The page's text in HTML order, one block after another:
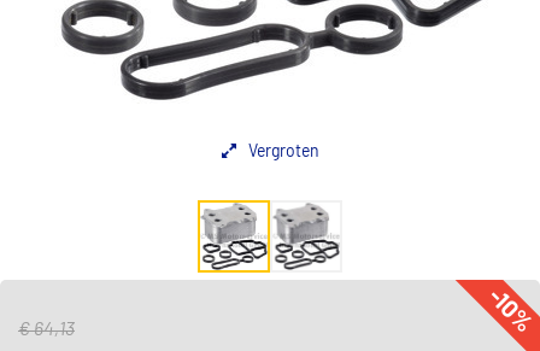
Vergroten
-10%
€ 64,13